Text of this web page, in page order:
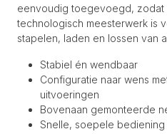
eenvoudig toegevoegd, zodat
technologisch meesterwerk is
stapelen, laden en lossen van
Stabiel én wendbaar
Configuratie naar wens
uitvoeringen
Bovenaan gemonteerde
Snelle, soepele